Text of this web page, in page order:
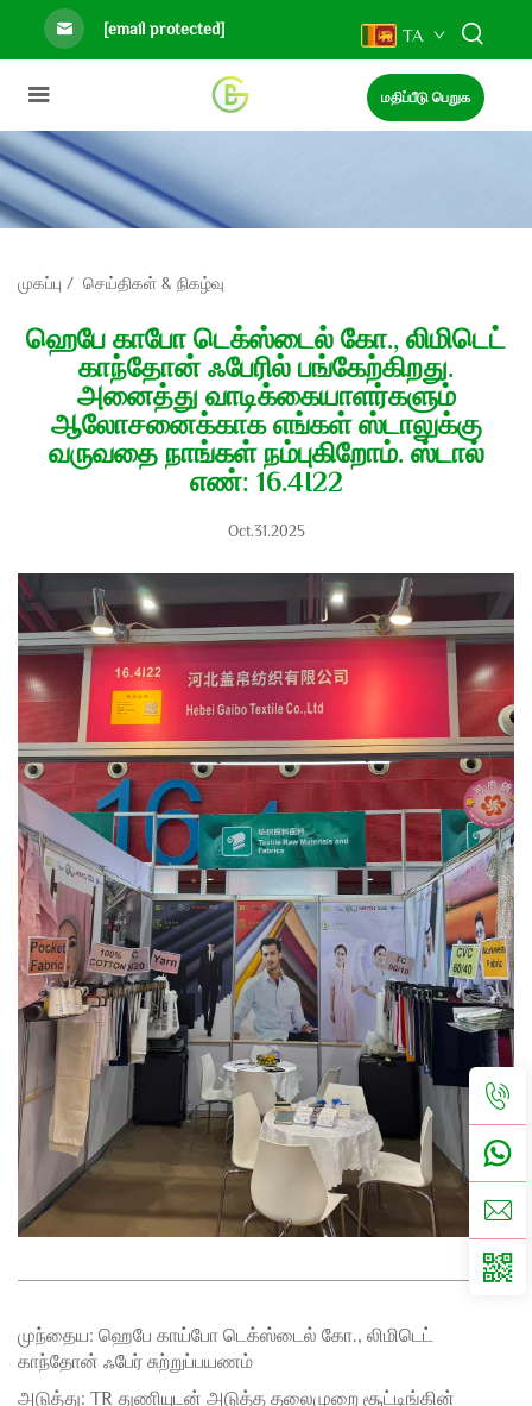
[email protected] TA
மதிப்பீடு பெறுக
முகப்பு / செய்திகள் & நிகழ்வு
ஹெபே காபோ டெக்ஸ்டைல் கோ., லிமிடெட்
காந்தோன் ஃபேரில் பங்கேற்கிறது.
அனைத்து வாடிக்கையாளர்களும்
ஆலோசனைக்காக எங்கள் ஸ்டாலுக்கு
வருவதை நாங்கள் நம்புகிறோம். ஸ்டால்
எண்: 16.4I22
Oct.31.2025
முந்தைய: ஹெபே காய்போ டெக்ஸ்டைல் கோ., லிமிடெட்
காந்தோன் ஃபேர் சுற்றுப்பயணம்
அடுத்து: TR துணியுடன் அடுத்த தலைமுறை சூட்டிங்கின்